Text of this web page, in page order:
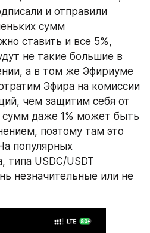
и отправили
сумм
ставить и все 5%,
не такие большие в
а в том же Эфириуме
Эфира на комиссии
чем защитим себя от
сумм даже 1% может быть
поэтому там это
популярных
типа USDC/USDT
незначительные или не